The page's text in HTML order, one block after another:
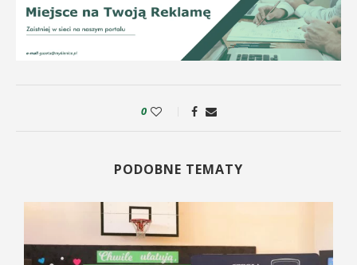
0
PODOBNE TEMATY